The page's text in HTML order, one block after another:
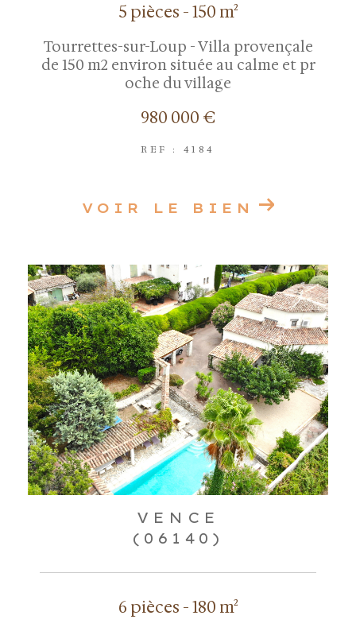
5 pièces - 150 m²
Tourrettes-sur-Loup - Villa provençale
de 150 m2 environ située au calme et pr
oche du village
980 000 €
REF : 4184
VOIR LE BIEN
VENCE
(06140)
6 pièces - 180 m²